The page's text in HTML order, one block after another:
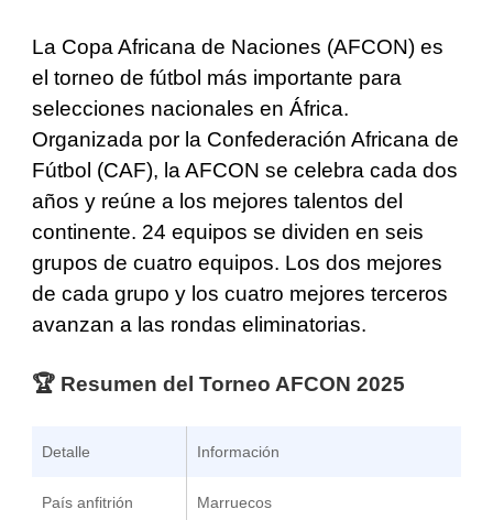
La Copa Africana de Naciones (AFCON) es
el torneo de fútbol más importante para
selecciones nacionales en África.
Organizada por la Confederación Africana de
Fútbol (CAF), la AFCON se celebra cada dos
años y reúne a los mejores talentos del
continente. 24 equipos se dividen en seis
grupos de cuatro equipos. Los dos mejores
de cada grupo y los cuatro mejores terceros
avanzan a las rondas eliminatorias.
🏆 Resumen del Torneo AFCON 2025
Detalle Información
País anfitrión Marruecos